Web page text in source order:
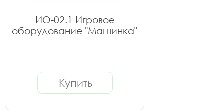
ИО-02.1 Игровое
оборудование "Машинка"
Купить